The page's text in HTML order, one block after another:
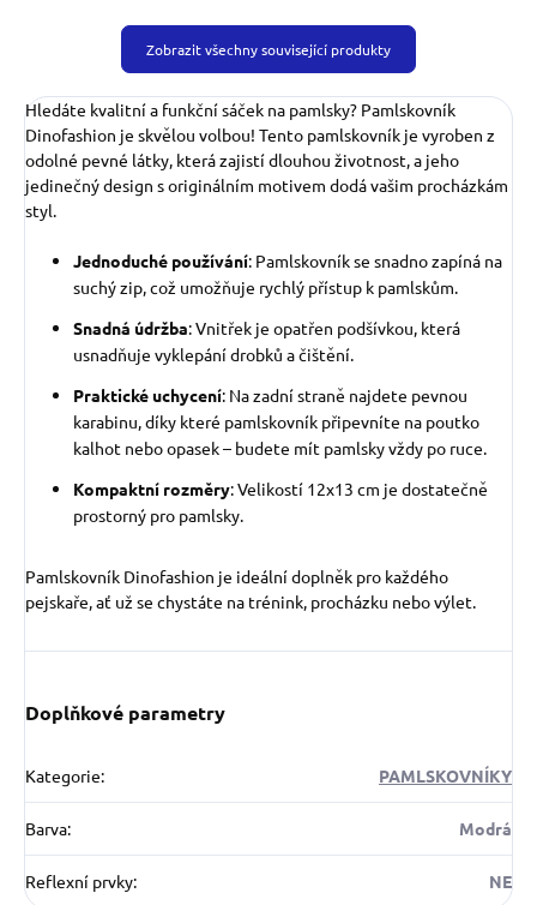
Zobrazit všechny související produkty
Hledáte kvalitní a funkční sáček na pamlsky? Pamlskovník
Dinofashion je skvělou volbou! Tento pamlskovník je vyroben z
odolné pevné látky, která zajistí dlouhou životnost, a jeho
jedinečný design s originálním motivem dodá vašim procházkám
styl.
Jednoduché používání: Pamlskovník se snadno zapíná na
suchý zip, což umožňuje rychlý přístup k pamlskům.
Snadná údržba: Vnitřek je opatřen podšívkou, která
usnadňuje vyklepání drobků a čištění.
Praktické uchycení: Na zadní straně najdete pevnou
karabinu, díky které pamlskovník připevníte na poutko
kalhot nebo opasek – budete mít pamlsky vždy po ruce.
Kompaktní rozměry: Velikostí 12x13 cm je dostatečně
prostorný pro pamlsky.
Pamlskovník Dinofashion je ideální doplněk pro každého
pejskaře, ať už se chystáte na trénink, procházku nebo výlet.
Doplňkové parametry
Kategorie: PAMLSKOVNÍKY
Barva: Modrá
Reflexní prvky: NE